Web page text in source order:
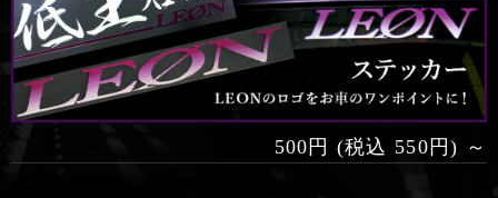
500円 (税込 550円) ～